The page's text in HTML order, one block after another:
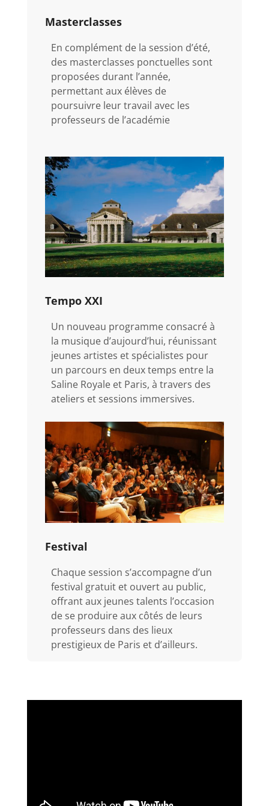
Masterclasses
En complément de la session d’été,
des masterclasses ponctuelles sont
proposées durant l’année,
permettant aux élèves de
poursuivre leur travail avec les
professeurs de l’académie
Tempo XXI
Un nouveau programme consacré à
la musique d’aujourd’hui, réunissant
jeunes artistes et spécialistes pour
un parcours en deux temps entre la
Saline Royale et Paris, à travers des
ateliers et sessions immersives.
Festival
Chaque session s’accompagne d’un
festival gratuit et ouvert au public,
offrant aux jeunes talents l’occasion
de se produire aux côtés de leurs
professeurs dans des lieux
prestigieux de Paris et d’ailleurs.